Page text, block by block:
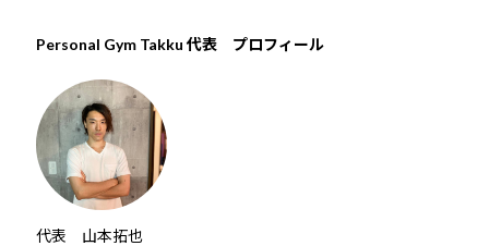
Personal Gym Takku 代表 プロフィール
代表 山本拓也